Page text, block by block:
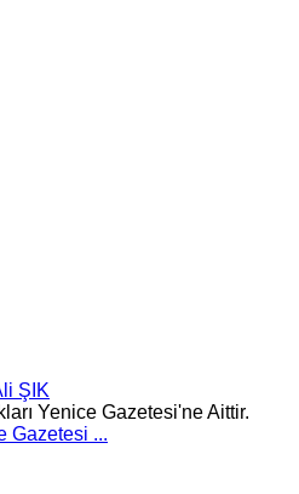
ŞIK
Yenice Gazetesi'ne Aittir.
Gazetesi ...